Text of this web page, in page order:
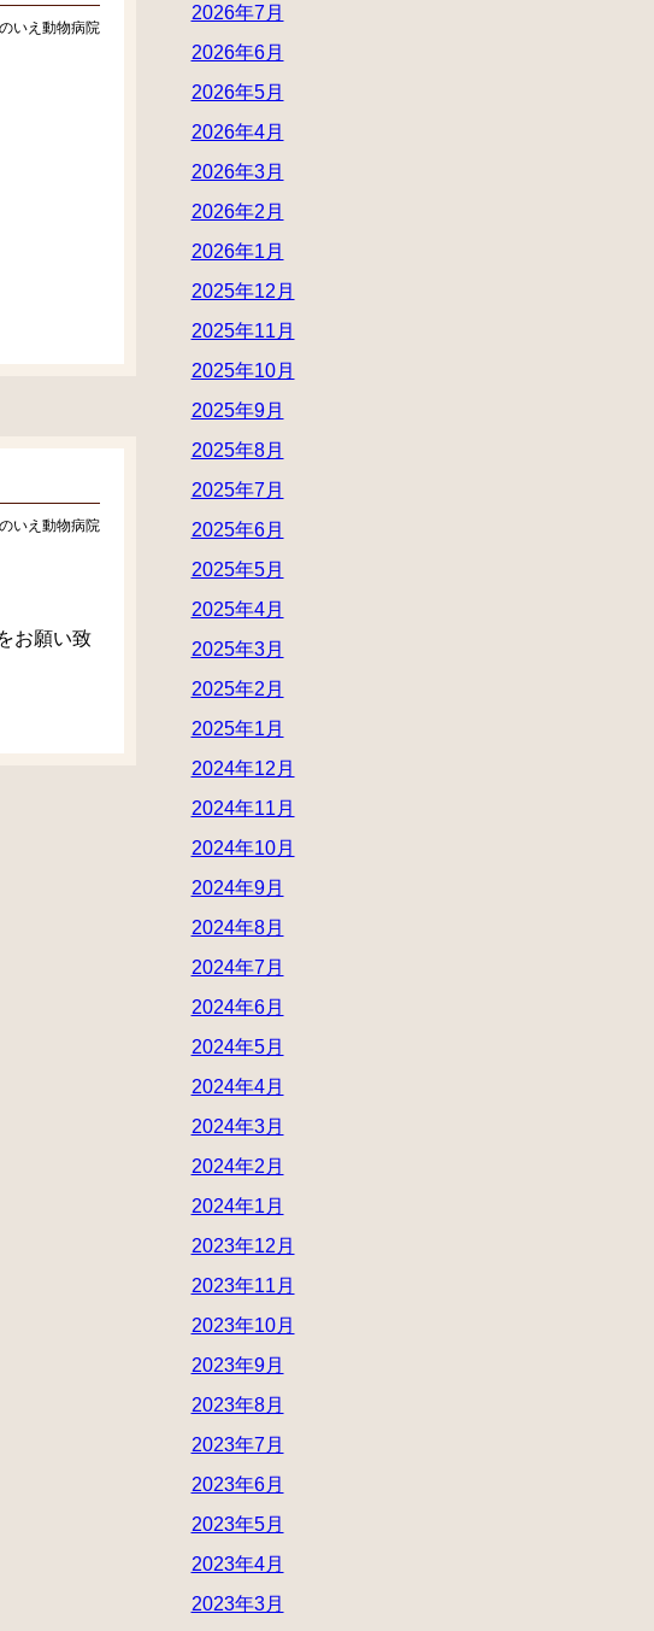
いえ動物病院
いえ動物病院
お願い致
2026年7月
2026年6月
2026年5月
2026年4月
2026年3月
2026年2月
2026年1月
2025年12月
2025年11月
2025年10月
2025年9月
2025年8月
2025年7月
2025年6月
2025年5月
2025年4月
2025年3月
2025年2月
2025年1月
2024年12月
2024年11月
2024年10月
2024年9月
2024年8月
2024年7月
2024年6月
2024年5月
2024年4月
2024年3月
2024年2月
2024年1月
2023年12月
2023年11月
2023年10月
2023年9月
2023年8月
2023年7月
2023年6月
2023年5月
2023年4月
2023年3月